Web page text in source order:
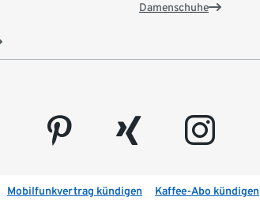
Damenschuhe
pinterest xing instagram
Mobilfunkvertrag kündigen Kaffee-Abo kündigen